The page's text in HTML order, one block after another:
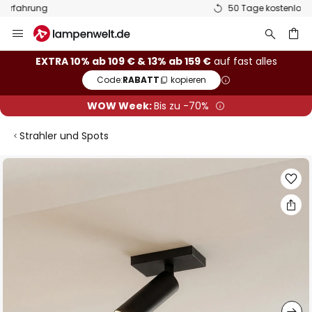
50 Tage kostenlose Retoure
Inhalt
springen
EXTRA 10% ab 109 € & 13% ab 159 €auf fast alles
Code:RABATT kopieren
WOW Week:Bis zu -70%
Strahler und Spots
Zum